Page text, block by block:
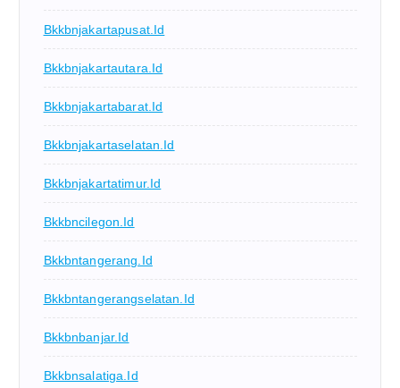
Bkkbnjakartapusat.id
Bkkbnjakartautara.id
Bkkbnjakartabarat.id
Bkkbnjakartaselatan.id
Bkkbnjakartatimur.id
Bkkbncilegon.id
Bkkbntangerang.id
Bkkbntangerangselatan.id
Bkkbnbanjar.id
Bkkbnsalatiga.id